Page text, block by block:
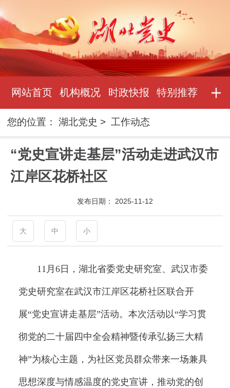
网站首页 机构概况 时政快报 特别推荐
您的位置：湖北党史 >工作动态
“党史宣讲走基层”活动走进武汉市
江岸区花桥社区
发布日期： 2025-11-12
大 中 小
11月6日，湖北省委党史研究室、武汉市委
党史研究室在武汉市江岸区花桥社区联合开
展“党史宣讲走基层”活动。本次活动以“学习贯
彻党的二十届四中全会精神暨传承弘扬三大精
神”为核心主题，为社区党员群众带来一场兼具
思想深度与情感温度的党史宣讲，推动党的创